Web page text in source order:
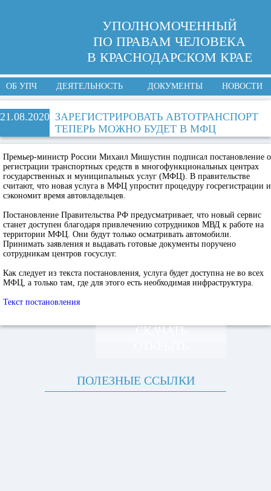
УПОЛНОМОЧЕННЫЙ
ПО ПРАВАМ ЧЕЛОВЕКА
В КРАСНОДАРСКОМ КРАЕ
ОБ УПЧ ДЕЯТЕЛЬНОСТЬ ДОКУМЕНТЫ НОВОСТИ
21.08.2020 ЗАРЕГИСТРИРОВАТЬ АВТОТРАНСПОРТ
ТЕПЕРЬ МОЖНО БУДЕТ В МФЦ
Премьер-министр России Михаил Мишустин подписал постановление о
регистрации транспортных средств в многофункциональных центрах
государственных и муниципальных услуг (МФЦ). В правительстве
считают, что новая услуга в МФЦ упростит процедуру госрегистрации и
сэкономит время автовладельцев.
Постановление Правительства РФ предусматривает, что новый сервис
станет доступен благодаря привлечению сотрудников МВД к работе на
территории МФЦ. Они будут только осматривать автомобили.
Принимать заявления и выдавать готовые документы поручено
сотрудникам центров госуслуг.
Как следует из текста постановления, услуга будет доступна не во всех
МФЦ, а только там, где для этого есть необходимая инфраструктура.
Текст постановления
СКАЧАТЬ
ПОЛЕЗНЫЕ ССЫЛКИ